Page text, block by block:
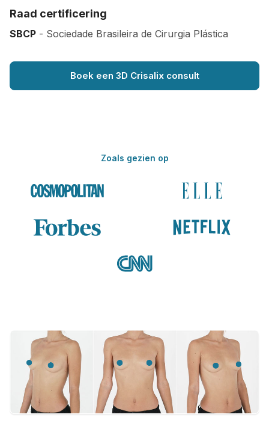
Raad certificering
SBCP - Sociedade Brasileira de Cirurgia Plástica
Boek een 3D Crisalix consult
Zoals gezien op